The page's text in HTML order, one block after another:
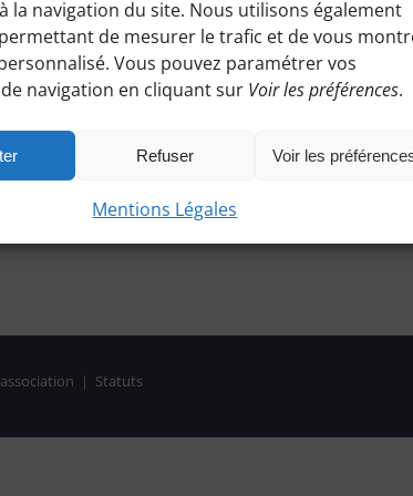
la navigation du site. Nous utilisons également
de mesurer le trafic et de vous
Vous pouvez paramétrer vos
navigation en cliquant sur Voir les préférences.
Refuser Voir les
Mentions Légales
| Statuts